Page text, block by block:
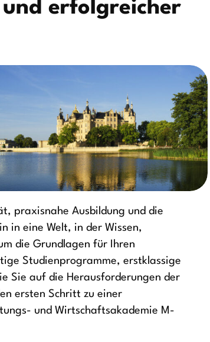
erfolgreicher
praxisnahe Ausbildung und die
in eine Welt, in der Wissen,
die Grundlagen für Ihren
Studienprogramme, erstklassige
Sie auf die Herausforderungen der
ersten Schritt zu einer
und Wirtschaftsakademie M-